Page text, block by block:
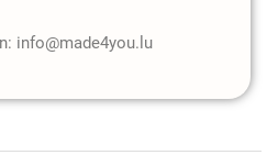
info@made4you.lu